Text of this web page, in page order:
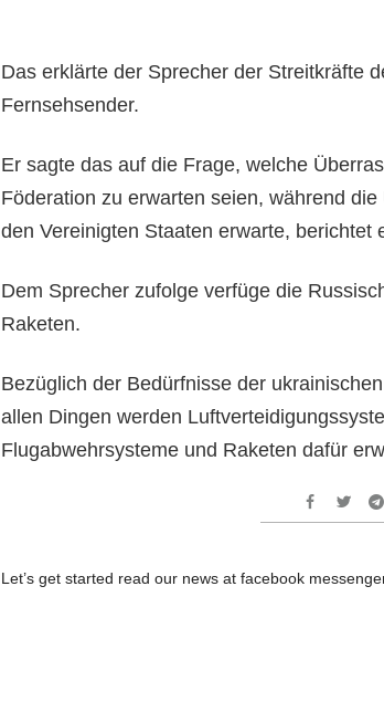
Das erklärte der Sprecher der Streitkräfte
Fernsehsender.
Er sagte das auf die Frage, welche
Föderation zu erwarten seien, während
den Vereinigten Staaten erwarte, berichtet
Dem Sprecher zufolge verfüge die
Raketen.
Bezüglich der Bedürfnisse der
allen Dingen werden
Flugabwehrsysteme und Raketen dafür
Let’s get started read our news at facebook